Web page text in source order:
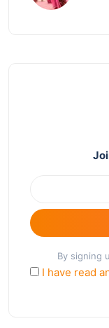
By signing
I have read